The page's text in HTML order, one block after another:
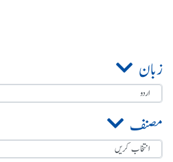
زبان
مصنف